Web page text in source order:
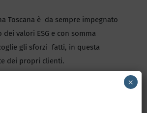
Toscana è da sempre impegnato
valori ESG e con somma
gli sforzi fatti, in questa
dei propri clienti.
×